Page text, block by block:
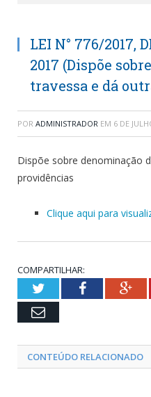
LEI N° 776/2017,
2017 (Dispõe
travessa e dá
POR ADMINISTRADOR EM 6 DE
Dispõe sobre denominação
providências
Clique aqui para
COMPARTILHAR:
TwitterFacebook
Email
CONTEÚDO RELACIONADO